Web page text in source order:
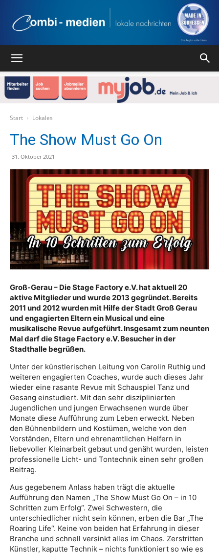
Start Lokales
The Show Must Go On
31. Oktober 2021
Groß-Gerau – Die Stage Factory e.V. hat aktuell 20
aktive Mitglieder und wurde 2013 gegründet. Bereits
2011 und 2012 wurden mit Hilfe der Stadt Groß Gerau
und engagierten Eltern ein Musical und eine
musikalische Revue aufgeführt. Insgesamt zum neunten
Mal darf die Stage Factory e.V. Besucher in der
Stadthalle begrüßen.
Unter der künstlerischen Leitung von Carolin Ruthig und
weiteren engagierten Coaches, wurde auch dieses Jahr
wieder eine rasante Revue mit Schauspiel Tanz und
Gesang einstudiert. Mit den sehr disziplinierten
Jugendlichen und jungen Erwachsenen wurde über
Monate diese Aufführung zum Leben erweckt. Neben
den Bühnenbildern und Kostümen, welche von den
Vorständen, Eltern und ehrenamtlichen Helfern in
liebevoller Kleinarbeit gebaut und genäht wurden, leisten
professionelle Licht- und Tontechnik einen sehr großen
Beitrag.
Aus gegebenem Anlass haben trägt die aktuelle
Aufführung den Namen „The Show Must Go On – in 10
Schritten zum Erfolg“. Zwei Schwestern, die
unterschiedlicher nicht sein können, erben die Bar „The
Roaring Life“. Keine von beiden hat Erfahrung in dieser
Branche und schnell versinkt alles im Chaos. Zerstritten
Künstler, kaputte Technik – nichts funktioniert so wie es